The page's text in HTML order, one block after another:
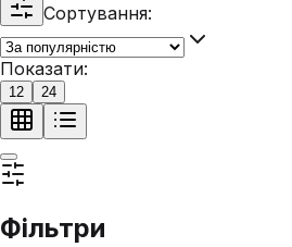
Сортування:
Показати:
12 24
Фільтри